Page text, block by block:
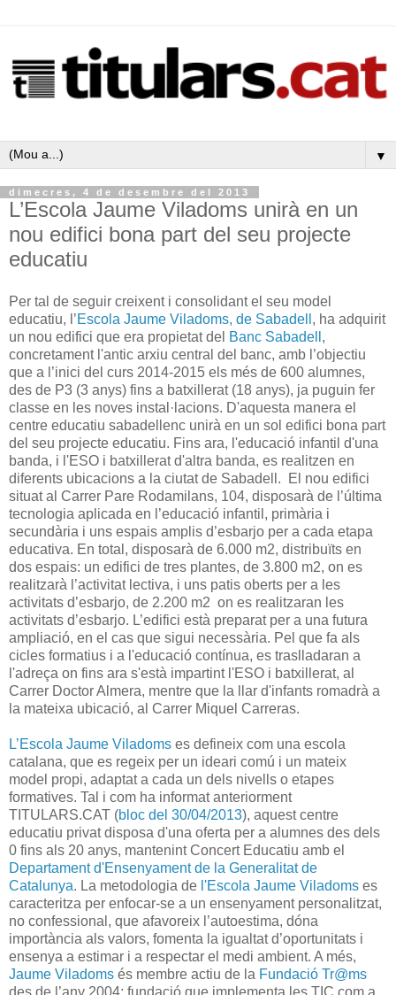
▼
dimecres, 4 de desembre del 2013
L’Escola Jaume Viladoms unirà en un
nou edifici bona part del seu projecte
educatiu
Per tal de seguir creixent i consolidant el seu model
educatiu, l’Escola Jaume Viladoms, de Sabadell , ha adquirit
un nou edifici que era propietat del Banc Sabadell ,
concretament l'antic arxiu central del banc, amb l’objectiu
que a l’inici del curs 2014-2015 els més de 600 alumnes,
des de P3 (3 anys) fins a batxillerat (18 anys), ja puguin fer
classe en les noves instal·lacions. D'aquesta manera el
centre educatiu sabadellenc unirà en un sol edifici bona part
del seu projecte educatiu. Fins ara, l'educació infantil d'una
banda, i l'ESO i batxillerat d'altra banda, es realitzen en
diferents ubicacions a la ciutat de Sabadell. El nou edifici
situat al Carrer Pare Rodamilans, 104, disposarà de l’última
tecnologia aplicada en l’educació infantil, primària i
secundària i uns espais amplis d’esbarjo per a cada etapa
educativa. En total, disposarà de 6.000 m2, distribuïts en
dos espais: un edifici de tres plantes, de 3.800 m2, on es
realitzarà l’activitat lectiva, i uns patis oberts per a les
activitats d’esbarjo, de 2.200 m2 on es realitzaran les
activitats d’esbarjo. L’edifici està preparat per a una futura
ampliació, en el cas que sigui necessària. Pel que fa als
cicles formatius i a l'educació contínua, es traslladaran a
l'adreça on fins ara s'està impartint l'ESO i batxillerat, al
Carrer Doctor Almera, mentre que la llar d'infants romadrà a
la mateixa ubicació, al Carrer Miquel Carreras.
L’Escola Jaume Viladoms es defineix com una escola
catalana, que es regeix per un ideari comú i un mateix
model propi, adaptat a cada un dels nivells o etapes
formatives. Tal i com ha informat anteriorment
TITULARS.CAT (bloc del 30/04/2013), aquest centre
educatiu privat disposa d'una oferta per a alumnes des dels
0 fins als 20 anys, mantenint Concert Educatiu amb el
Departament d'Ensenyament de la Generalitat de
Catalunya. La metodologia de l'Escola Jaume Viladoms es
caracteritza per enfocar-se a un ensenyament personalitzat,
no confessional, que afavoreix l’autoestima, dóna
importància als valors, fomenta la igualtat d’oportunitats i
ensenya a estimar i a respectar el medi ambient. A més,
Jaume Viladoms és membre actiu de la Fundació Tr@ms
des de l’any 2004: fundació que implementa les TIC com a